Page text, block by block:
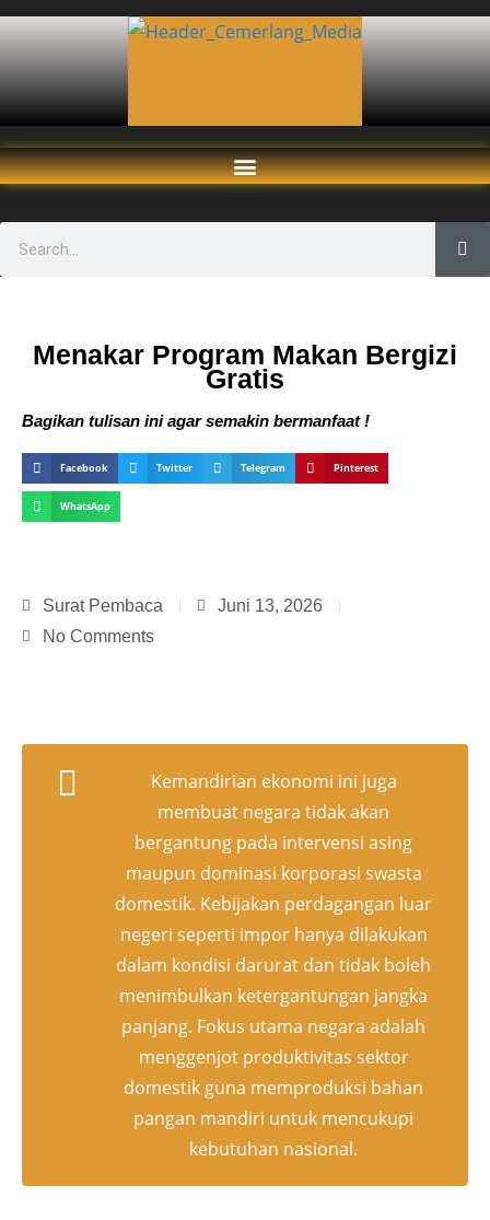
Menakar Program Makan Bergizi
Gratis
Bagikan tulisan ini agar semakin bermanfaat !
Facebook Twitter Telegram Pinterest
WhatsApp
Surat Pembaca
Juni 13, 2026
No Comments
Kemandirian ekonomi ini juga
membuat negara tidak akan
bergantung pada intervensi asing
maupun dominasi korporasi swasta
domestik. Kebijakan perdagangan luar
negeri seperti impor hanya dilakukan
dalam kondisi darurat dan tidak boleh
menimbulkan ketergantungan jangka
panjang. Fokus utama negara adalah
menggenjot produktivitas sektor
domestik guna memproduksi bahan
pangan mandiri untuk mencukupi
kebutuhan nasional.